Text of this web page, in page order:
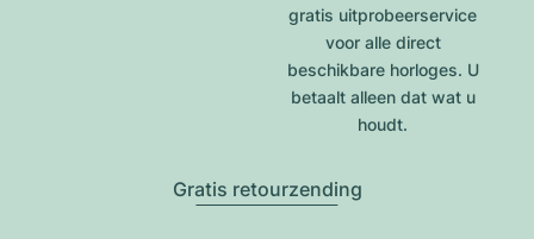
gratis uitprobeerservice
voor alle direct
beschikbare horloges. U
betaalt alleen dat wat u
houdt.
Gratis retourzending